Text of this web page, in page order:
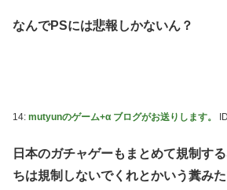
なんでPSには悲報しかないん？
14: mutyunのゲーム+α ブログがお送りします。
日本のガチャゲーもまとめて規制す
ちは規制しないでくれとかいう糞み